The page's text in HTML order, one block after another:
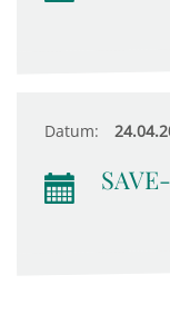
Datum: